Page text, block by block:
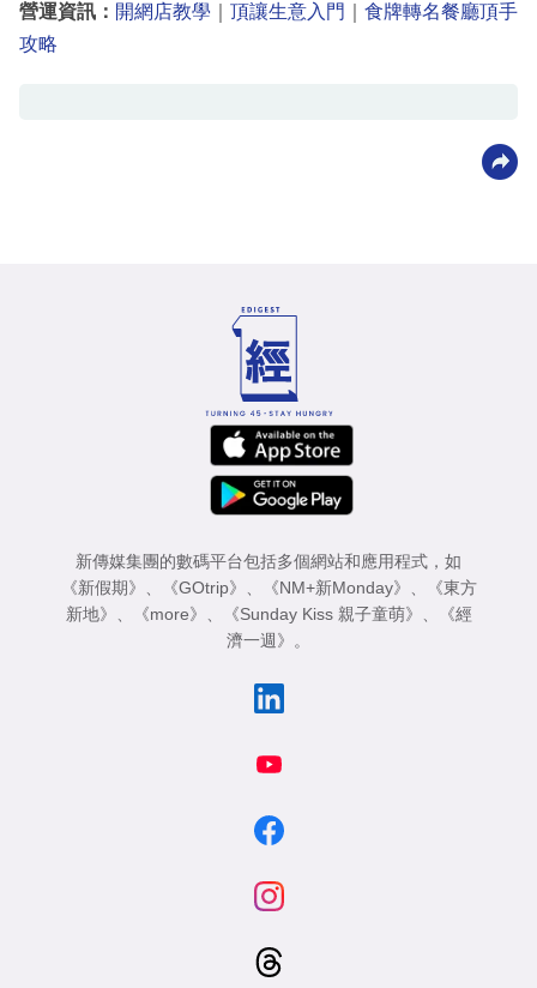
營運資訊： 開網店教學 頂讓生意入門
食牌轉名餐廳頂手
攻略
新傳媒集團的數碼平台包括多個網站和應用程式，如
《新假期》
《GOtrip》 《NM+新Monday》
《東方
新地》
《more》 《Sunday Kiss 親子童萌》
《經
濟一週》
。